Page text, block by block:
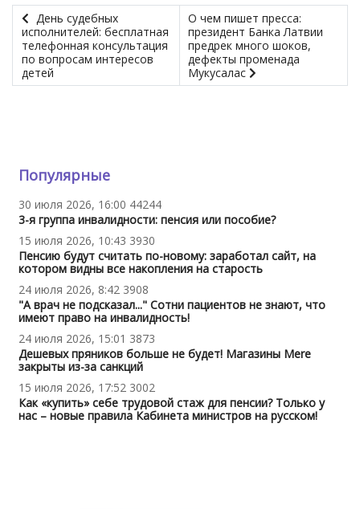
День судебных
исполнителей: бесплатная
телефонная консультация
по вопросам интересов
детей
О чем пишет пресса:
президент Банка Латвии
предрек много шоков,
дефекты променада
Мукусалас
Популярные
30 июля 2026, 16:00 44244
3-я группа инвалидности: пенсия или пособие?
15 июля 2026, 10:43 3930
Пенсию будут считать по-новому: заработал сайт, на
котором видны все накопления на старость
24 июля 2026, 8:42 3908
"А врач не подсказал..." Сотни пациентов не знают, что
имеют право на инвалидность!
24 июля 2026, 15:01 3873
Дешевых пряников больше не будет! Магазины Mere
закрыты из-за санкций
15 июля 2026, 17:52 3002
Как «купить» себе трудовой стаж для пенсии? Только у
нас – новые правила Кабинета министров на русском!